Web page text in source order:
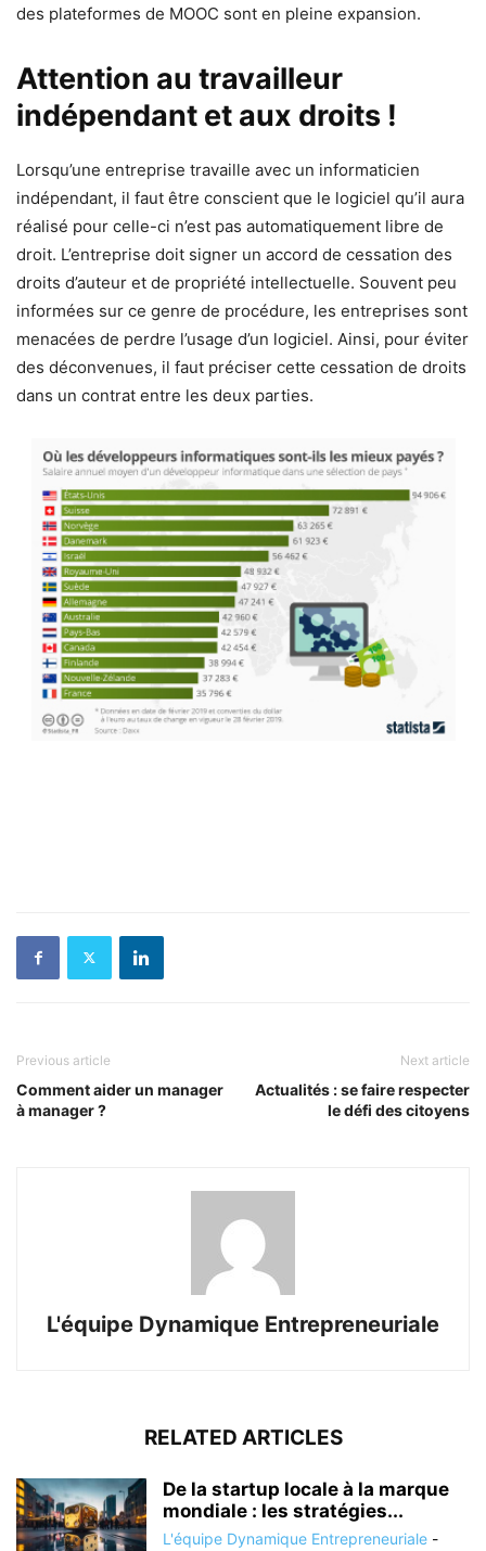
des plateformes de MOOC sont en pleine expansion.
Attention au travailleur
indépendant et aux droits !
Lorsqu’une entreprise travaille avec un informaticien
indépendant, il faut être conscient que le logiciel qu’il aura
réalisé pour celle-ci n’est pas automatiquement libre de
droit. L’entreprise doit signer un accord de cessation des
droits d’auteur et de propriété intellectuelle. Souvent peu
informées sur ce genre de procédure, les entreprises sont
menacées de perdre l’usage d’un logiciel. Ainsi, pour éviter
des déconvenues, il faut préciser cette cessation de droits
dans un contrat entre les deux parties.
Previous article
Comment aider un manager
à manager ?
Next article
Actualités : se faire respecter
le défi des citoyens
L'équipe Dynamique Entrepreneuriale
RELATED ARTICLES
De la startup locale à la marque
mondiale : les stratégies...
L'équipe Dynamique Entrepreneuriale -